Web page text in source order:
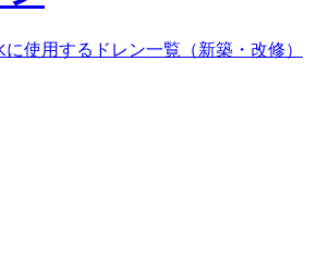
に使用するドレン一覧（新築・改修）